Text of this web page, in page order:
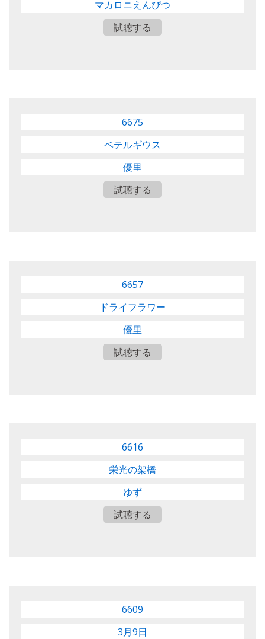
マカロニえんぴつ
試聴する
6675
ベテルギウス
優里
試聴する
6657
ドライフラワー
優里
試聴する
6616
栄光の架橋
ゆず
試聴する
6609
3月9日